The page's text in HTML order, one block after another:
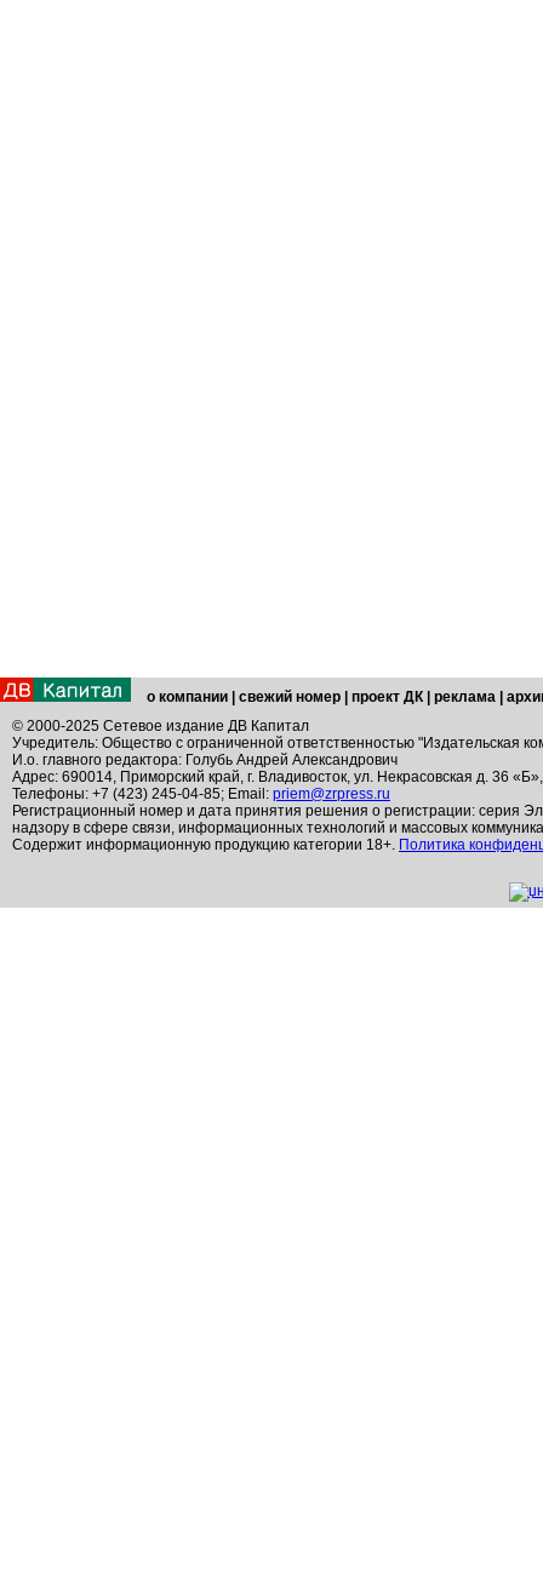
о компании свежий номер проект ДК реклама
© 2000-2025 Сетевое издание ДВ Капитал
Учредитель: Общество с ограниченной ответственностью "Издательская
И.о. главного редактора: Голубь Андрей Александрович
Адрес: 690014, Приморский край, г. Владивосток, ул. Некрасовская д. 36
Телефоны: +7 (423) 245-04-85; Email: priem@zrpress.ru
Регистрационный номер и дата принятия решения о регистрации: серия
надзору в сфере связи, информационных технологий и массовых
Содержит информационную продукцию категории 18+. Политика